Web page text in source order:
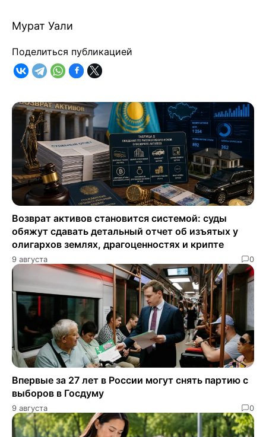
Мурат Уали
Поделиться публикацией
Возврат активов становится системой: суды
обяжут сдавать детальный отчет об изъятых у
олигархов землях, драгоценностях и крипте
9 августа 0
Впервые за 27 лет в России могут снять партию с
выборов в Госдуму
9 августа 0